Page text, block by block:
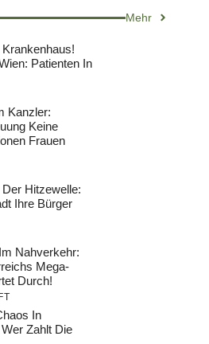
Mehr
Patienten In
Kanzler:
Keine
Frauen
Hitzewelle:
Ihre Bürger
Nahverkehr:
Mega-
Durch!
In
Zahlt Die